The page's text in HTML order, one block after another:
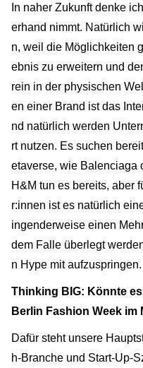
In naher Zukunft denke
erhand nimmt. Natürlich
n, weil die Möglichkeiten
ebnis zu erweitern und
rein in der physischen
en einer Brand ist das
nd natürlich werden
rt nutzen. Es suchen
etaverse, wie Balenciaga
H&M tun es bereits, aber
r:innen ist es natürlich
ingenderweise einen
dem Falle überlegt
n Hype mit aufzuspringen.
Thinking BIG: Könnte
Berlin Fashion Week im
Dafür steht unsere
h-Branche und Start-Up-